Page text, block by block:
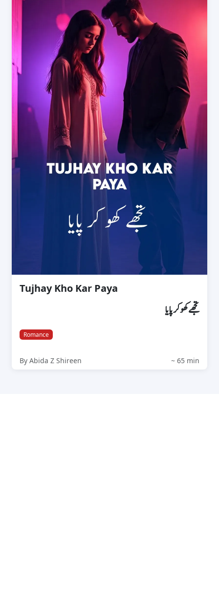
Tujhay Kho Kar Paya
تجھے کھو کر پایا
Romance
By Abida Z Shireen ~ 65 min